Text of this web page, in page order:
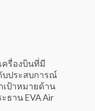
ครื่องบินที่มี
บประสบการณ์
เป้าหมายด้าน
ธาน EVA Air